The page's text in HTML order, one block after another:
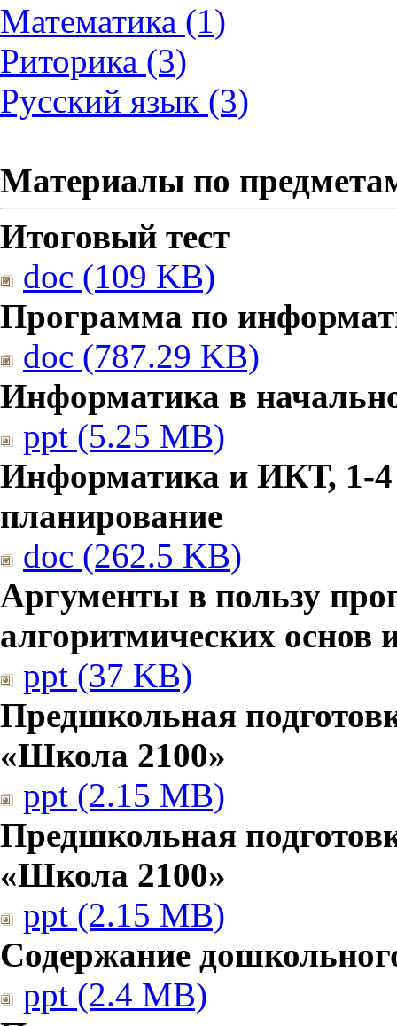
Математика (1)
Риторика (3)
Русский язык (3)
Материалы по
Итоговый тест
doc (109 KB)
Программа по
doc (787.29 KB)
Информатика в
ppt (5.25 MB)
Информатика и ИКТ, 1-4
планирование
doc (262.5 KB)
Аргументы в пользу
алгоритмических основ
ppt (37 KB)
Предшкольная
«Школа 2100»
ppt (2.15 MB)
Предшкольная
«Школа 2100»
ppt (2.15 MB)
Содержание
ppt (2.4 MB)